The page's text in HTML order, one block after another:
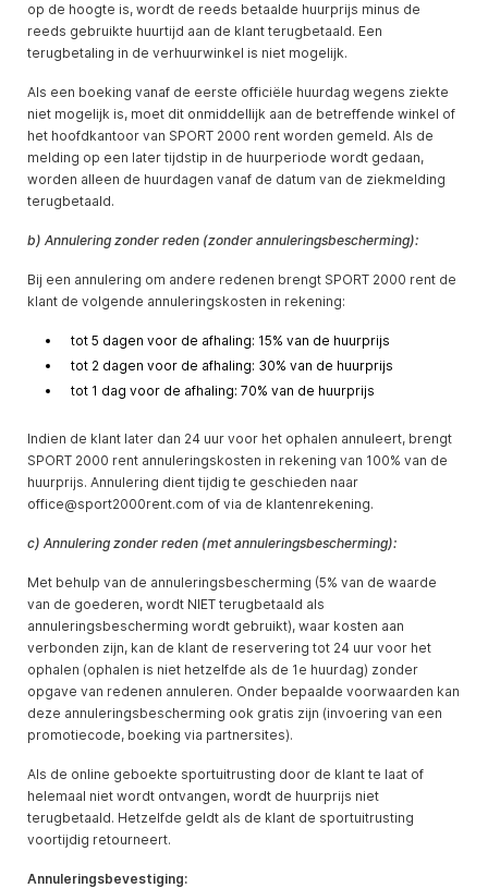
op de hoogte is, wordt de reeds betaalde huurprijs minus de
reeds gebruikte huurtijd aan de klant terugbetaald. Een
terugbetaling in de verhuurwinkel is niet mogelijk.
Als een boeking vanaf de eerste officiële huurdag wegens ziekte
niet mogelijk is, moet dit onmiddellijk aan de betreffende winkel of
het hoofdkantoor van SPORT 2000 rent worden gemeld. Als de
melding op een later tijdstip in de huurperiode wordt gedaan,
worden alleen de huurdagen vanaf de datum van de ziekmelding
terugbetaald.
b) Annulering zonder reden (zonder annuleringsbescherming):
Bij een annulering om andere redenen brengt SPORT 2000 rent de
klant de volgende annuleringskosten in rekening:
tot 5 dagen voor de afhaling: 15% van de huurprijs
tot 2 dagen voor de afhaling: 30% van de huurprijs
tot 1 dag voor de afhaling: 70% van de huurprijs
Indien de klant later dan 24 uur voor het ophalen annuleert, brengt
SPORT 2000 rent annuleringskosten in rekening van 100% van de
huurprijs. Annulering dient tijdig te geschieden naar
office@sport2000rent.com of via de klantenrekening.
c) Annulering zonder reden (met annuleringsbescherming):
Met behulp van de annuleringsbescherming (5% van de waarde
van de goederen, wordt NIET terugbetaald als
annuleringsbescherming wordt gebruikt), waar kosten aan
verbonden zijn, kan de klant de reservering tot 24 uur voor het
ophalen (ophalen is niet hetzelfde als de 1e huurdag) zonder
opgave van redenen annuleren. Onder bepaalde voorwaarden kan
deze annuleringsbescherming ook gratis zijn (invoering van een
promotiecode, boeking via partnersites).
Als de online geboekte sportuitrusting door de klant te laat of
helemaal niet wordt ontvangen, wordt de huurprijs niet
terugbetaald. Hetzelfde geldt als de klant de sportuitrusting
voortijdig retourneert.
Annuleringsbevestiging: